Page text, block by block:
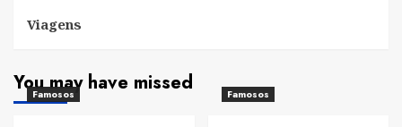
Viagens
You may have missed
Famosos Famosos